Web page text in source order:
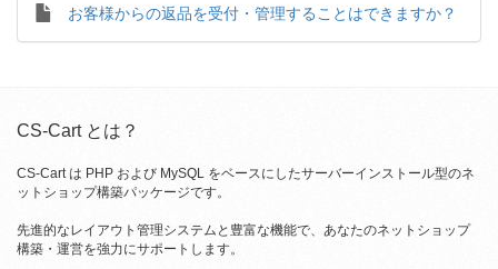
お客様からの返品を受付・管理することはできますか？
CS-Cart とは？
CS-Cart は PHP および MySQL をベースにしたサーバーインストール型のネ
ットショップ構築パッケージです。
先進的なレイアウト管理システムと豊富な機能で、あなたのネットショップ
構築・運営を強力にサポートします。